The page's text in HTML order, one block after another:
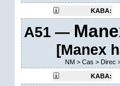
KABA:
A51 —
[Manex
NM> Cas > Direc
KABA: